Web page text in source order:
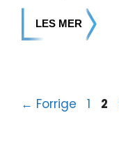
LES MER
← Forrige 1 2